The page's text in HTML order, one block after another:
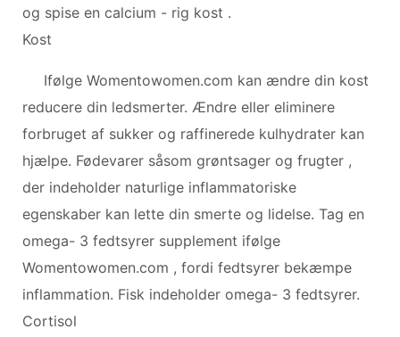
og spise en calcium - rig kost .
Kost
Ifølge Womentowomen.com kan ændre din kost
reducere din ledsmerter. Ændre eller eliminere
forbruget af sukker og raffinerede kulhydrater kan
hjælpe. Fødevarer såsom grøntsager og frugter ,
der indeholder naturlige inflammatoriske
egenskaber kan lette din smerte og lidelse. Tag en
omega- 3 fedtsyrer supplement ifølge
Womentowomen.com , fordi fedtsyrer bekæmpe
inflammation. Fisk indeholder omega- 3 fedtsyrer.
Cortisol